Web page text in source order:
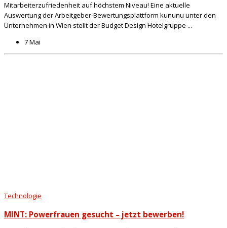
Mitarbeiterzufriedenheit auf höchstem Niveau! Eine aktuelle
Auswertung der Arbeitgeber-Bewertungsplattform kununu unter den
Unternehmen in Wien stellt der Budget Design Hotelgruppe ...
7 Mai
Technologie
MINT: Powerfrauen gesucht – jetzt bewerben!